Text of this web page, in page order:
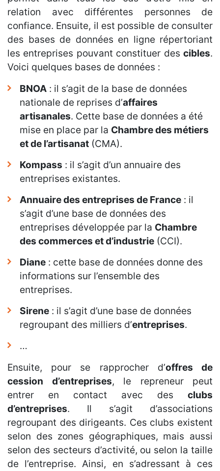
relation avec différentes personnes de
confiance. Ensuite, il est possible de consulter
des bases de données en ligne répertoriant
les entreprises pouvant constituer des cibles.
Voici quelques bases de données :
BNOA : il s’agit de la base de données
nationale de reprises d’affaires
artisanales. Cette base de données a été
mise en place par la Chambre des métiers
et de l’artisanat (CMA).
Kompass : il s’agit d’un annuaire des
entreprises existantes.
Annuaire des entreprises de France : il
s’agit d’une base de données des
entreprises développée par la Chambre
des commerces et d’industrie (CCI).
Diane : cette base de données donne des
informations sur l’ensemble des
entreprises.
Sirene : il s’agit d’une base de données
regroupant des milliers d’entreprises.
…
Ensuite, pour se rapprocher d’offres de
cession d’entreprises, le repreneur peut
entrer en contact avec des clubs
d’entreprises. Il s’agit d’associations
regroupant des dirigeants. Ces clubs existent
selon des zones géographiques, mais aussi
selon des secteurs d’activité, ou selon la taille
de l’entreprise. Ainsi, en s’adressant à ces